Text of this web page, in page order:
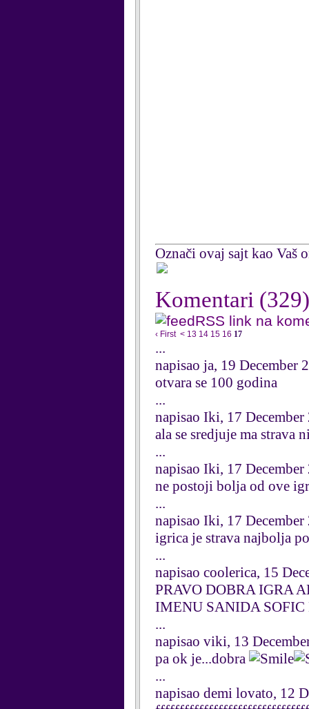
Označi ovaj sajt kao Vaš
Komentari (329)
RSS link na
‹ First < 13 14 15 16 17
...
napisao ja, 19 December
otvara se 100 godina
...
napisao Iki, 17 December
ala se sredjuje ma strava
...
napisao Iki, 17 December
ne postoji bolja od ove
...
napisao Iki, 17 December
igrica je strava najbolja
...
napisao coolerica, 15
PRAVO DOBRA IGRA
IMENU SANIDA SOFIC
...
napisao viki, 13
pa ok je...dobra
...
napisao demi lovato, 12